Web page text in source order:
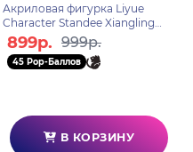
Акриловая фигурка Liyue
Character Standee Xiangling
6972957483035
899р. 999р.
45 Pop-Баллов
В КОРЗИНУ